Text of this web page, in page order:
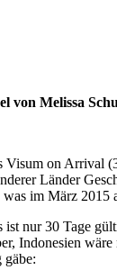
von Melissa
Visum on Arrival
Länder
was im März 2015
ist nur 30 Tage
Indonesien
gäbe: